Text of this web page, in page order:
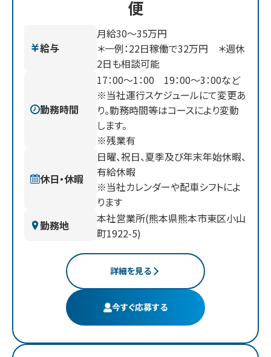
便
給与
月給30～35万円
＊一例：22日稼働で32万円 ＊週休
2日も相談可能
勤務時間
17：00〜1：00 19：00〜3：00など
※当社運行スケジュールにて変更あ
り。勤務時間等はコースにより変動
します。
※残業有
休日・休暇
日曜、祝日、夏季及び年末年始休暇、
有給休暇
※当社カレンダーや配車シフトによ
ります
勤務地
本社営業所(熊本県熊本市東区小山
町1922-5)
詳細を見る
今すぐ応募する